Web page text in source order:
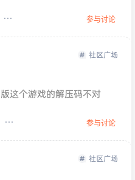
参与讨论
社区广场
这个游戏的解压码不对
参与讨论
社区广场